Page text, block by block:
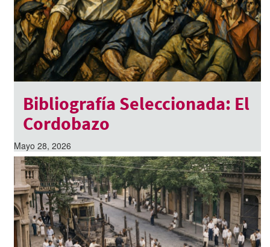
Bibliografía Seleccionada: El
Cordobazo
Mayo 28, 2026